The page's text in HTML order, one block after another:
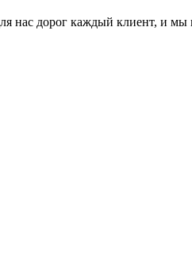
нас дорог каждый клиент, и мы